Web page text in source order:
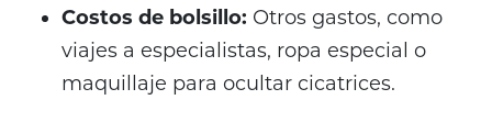
Costos de bolsillo: Otros gastos, como
viajes a especialistas, ropa especial o
maquillaje para ocultar cicatrices.